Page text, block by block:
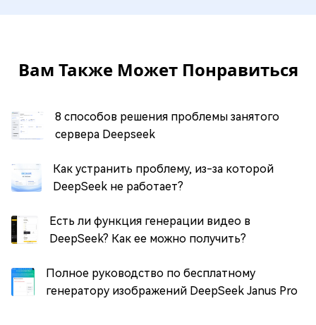
Вам Также Может Понравиться
8 способов решения проблемы занятого
сервера Deepseek
Как устранить проблему, из-за которой
DeepSeek не работает?
Есть ли функция генерации видео в
DeepSeek? Как ее можно получить?
Полное руководство по бесплатному
генератору изображений DeepSeek Janus Pro